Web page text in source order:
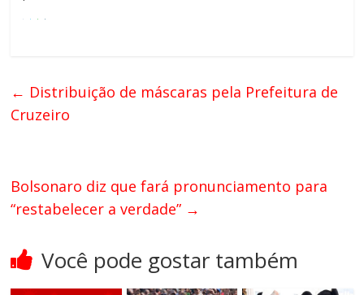
← Distribuição de máscaras pela Prefeitura de
Cruzeiro
Bolsonaro diz que fará pronunciamento para
“restabelecer a verdade” →
Você pode gostar também